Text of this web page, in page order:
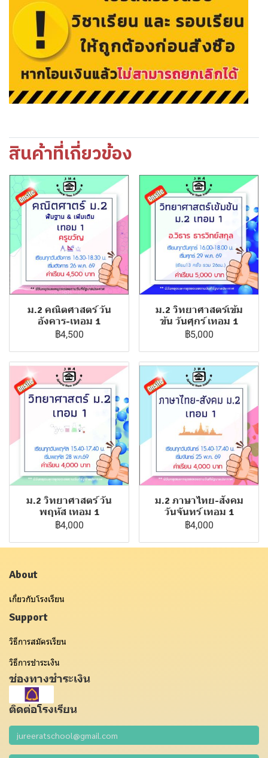
สินค้าที่เกี่ยวข้อง
ม.2 คณิตศาสตร์ วัน
อังคาร-เทอม 1
฿4,500
ม.2 วิทยาศาสตร์เข้ม
ข้น วันศุกร์ เทอม 1
฿5,000
ม.2 วิทยาศาสตร์ วัน
พฤหัส เทอม 1
฿4,000
ม.2 ภาษาไทย-สังคม
วันจันทร์ เทอม 1
฿4,000
About
เกี่ยวกับโรงเรียน
Support
วิธีการสมัครเรียน
วิธีการชำระเงิน
ช่องทางชำระเงิน
ติดต่อโรงเรียน